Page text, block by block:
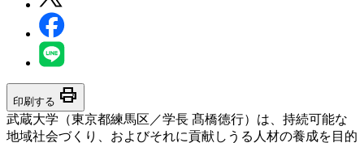
印刷する print
武蔵大学（東京都練馬区／学長 髙橋徳行）は、持続可能な
地域社会づくり、およびそれに貢献しうる人材の養成を目的